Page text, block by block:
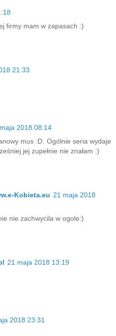
firmy mam w zapasach :)
21:33
2018 08:14
mus :D. Ogólnie seria wydaje
jej zupełnie nie znałam :)
Kobieta.eu 21 maja 2018
nie zachwycila w ogole:)
21 maja 2018 13:19
2018 23:31